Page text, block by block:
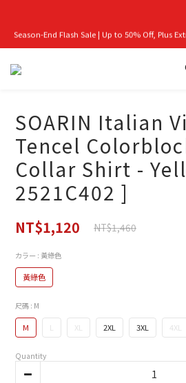
2 Items!
首購禮｜加入會員＞滿$999
SOARIN Italian
Tencel
Collar Shirt -
2521C402 ]
NT$1,120 NT$1,460
カラー : 黃綠色
黃綠色
尺碼 : M
M L XL 2XL 3XL 4XL
Quantity